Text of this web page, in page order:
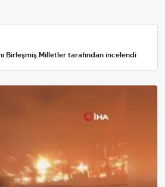
Birleşmiş Milletler tarafından incelendi